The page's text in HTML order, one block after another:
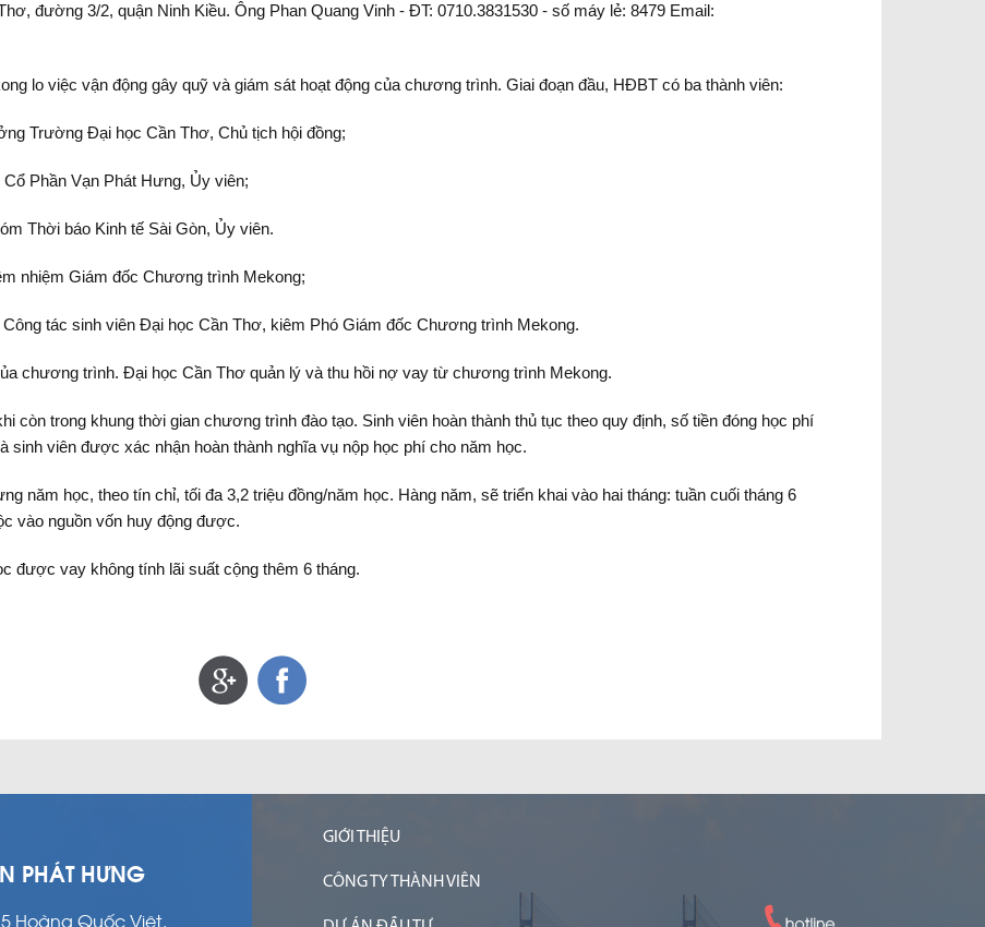
đường 3/2, quận Ninh Kiều. Ông Phan Quang Vinh - ĐT: 0710.3831530 - số máy lẻ: 8479 Email:
lo việc vận động gây quỹ và giám sát hoạt động của chương trình. Giai đoạn đầu, HĐBT có ba thành viên:
Trường Đại học Cần Thơ, Chủ tịch hội đồng;
Phần Vạn Phát Hưng, Ủy viên;
Thời báo Kinh tế Sài Gòn, Ủy viên.
nhiệm Giám đốc Chương trình Mekong;
tác sinh viên Đại học Cần Thơ, kiêm Phó Giám đốc Chương trình Mekong.
chương trình. Đại học Cần Thơ quản lý và thu hồi nợ vay từ chương trình Mekong.
còn trong khung thời gian chương trình đào tạo. Sinh viên hoàn thành thủ tục theo quy định, số tiền đóng học phí
viên được xác nhận hoàn thành nghĩa vụ nộp học phí cho năm học.
năm học, theo tín chỉ, tối đa 3,2 triệu đồng/năm học. Hàng năm, sẽ triển khai vào hai tháng: tuần cuối tháng 6
vào nguồn vốn huy động được.
được vay không tính lãi suất cộng thêm 6 tháng.
PHÁT HƯNG
Hoàng Quốc Việt,
GIỚI THIỆU
CÔNG TY THÀNH VIÊN